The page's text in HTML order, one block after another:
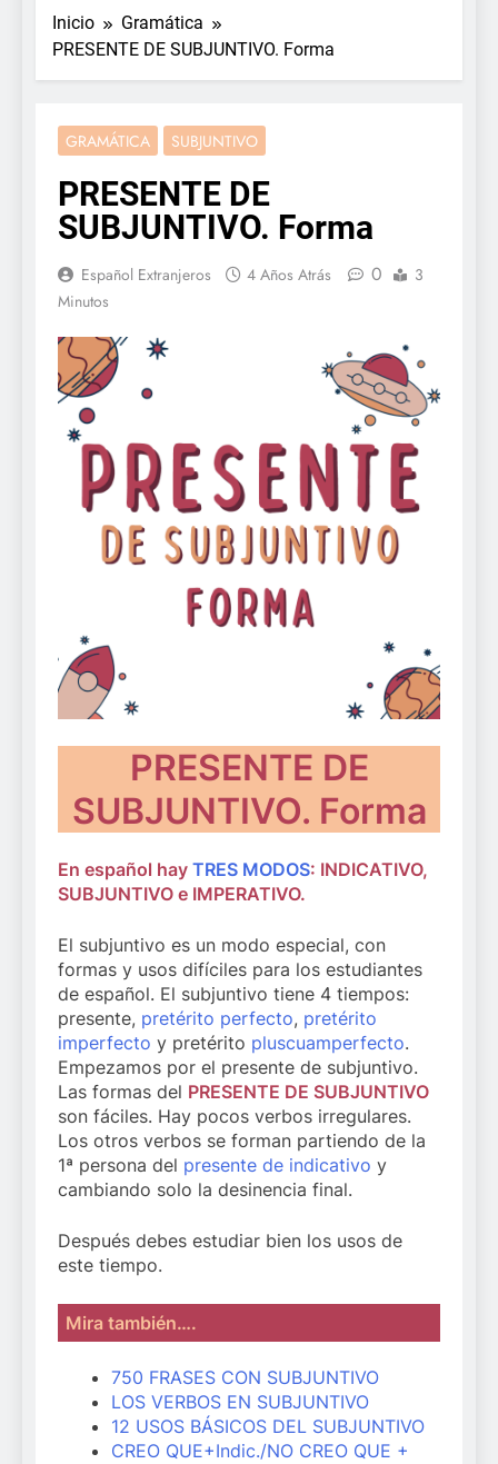
Inicio
Gramática
PRESENTE DE SUBJUNTIVO. Forma
GRAMÁTICA SUBJUNTIVO
PRESENTE DE
SUBJUNTIVO. Forma
Español Extranjeros 4 Años Atrás 0
3
Minutos
PRESENTE DE
SUBJUNTIVO. Forma
En español hay TRES MODOS: INDICATIVO,
SUBJUNTIVO e IMPERATIVO.
El subjuntivo es un modo especial, con
formas y usos difíciles para los estudiantes
de español. El subjuntivo tiene 4 tiempos:
presente, pretérito perfecto, pretérito
imperfecto y pretérito pluscuamperfecto.
Empezamos por el presente de subjuntivo.
Las formas del PRESENTE DE SUBJUNTIVO
son fáciles. Hay pocos verbos irregulares.
Los otros verbos se forman partiendo de la
1ª persona del presente de indicativo y
cambiando solo la desinencia final.
Después debes estudiar bien los usos de
este tiempo.
Mira también….
750 FRASES CON SUBJUNTIVO
LOS VERBOS EN SUBJUNTIVO
12 USOS BÁSICOS DEL SUBJUNTIVO
CREO QUE+Indic./NO CREO QUE +